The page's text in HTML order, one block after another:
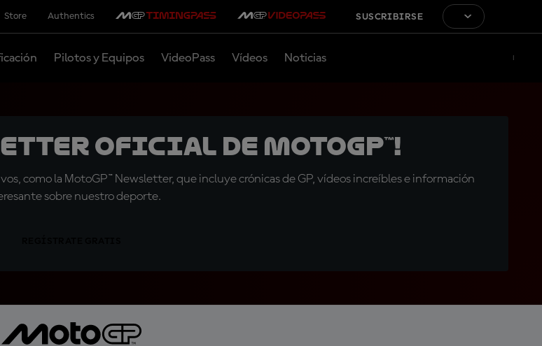
Store Authentics SUSCRIBIRSE
Pilotos y Equipos VideoPass Vídeos Noticias
oficial de MotoGP™!
como la MotoGP™ Newsletter, que incluye crónicas de GP, vídeos increíbles e información
sobre nuestro deporte.